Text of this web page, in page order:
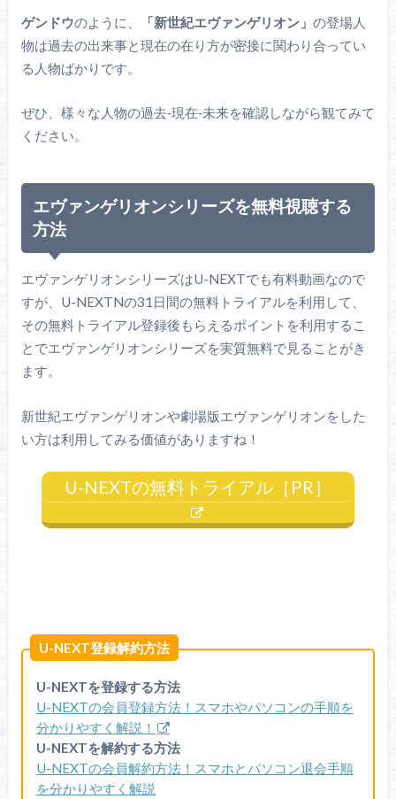
ゲンドウのように、 「新世紀エヴァンゲリオン」 の登場人
物は過去の出来事と現在の在り方が密接に関わり合ってい
る人物ばかりです。
ぜひ、様々な人物の過去‐現在‐未来を確認しながら観てみて
ください。
エヴァンゲリオンシリーズを無料視聴する
方法
エヴァンゲリオンシリーズはU-NEXTでも有料動画なので
すが、U-NEXTNの31日間の無料トライアルを利用して、
その無料トライアル登録後もらえるポイントを利用するこ
とでエヴァンゲリオンシリーズを実質無料で見ることがき
ます。
新世紀エヴァンゲリオンや劇場版エヴァンゲリオンをした
い方は利用してみる価値がありますね！
U-NEXTの無料トライアル［PR］
U-NEXT登録解約方法
U-NEXTを登録する方法
U-NEXTの会員登録方法！スマホやパソコンの手順を
分かりやすく解説！
U-NEXTを解約する方法
U-NEXTの会員解約方法！スマホとパソコン退会手順
を分かりやすく解説